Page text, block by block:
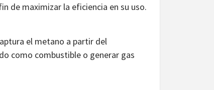
de maximizar la eficiencia en su uso.
el metano a partir del
como combustible o generar gas